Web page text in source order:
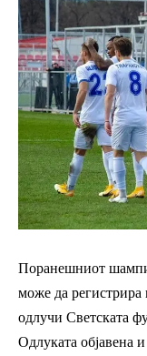
Поранешниот
може да
одлучи Светската
Одлуката објавена